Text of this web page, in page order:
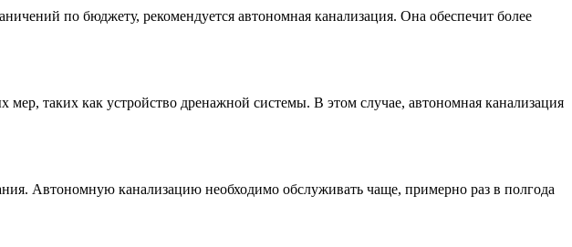
по бюджету, рекомендуется автономная канализация. Она обеспечит более
таких как устройство дренажной системы. В этом случае, автономная канализация
Автономную канализацию необходимо обслуживать чаще, примерно раз в полгода